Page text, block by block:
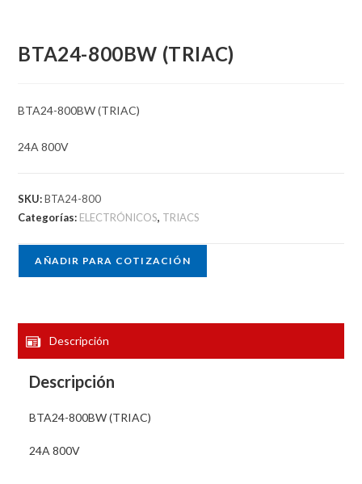
BTA24-800BW (TRIAC)
BTA24-800BW (TRIAC)
24A 800V
SKU:BTA24-800
Categorías: ELECTRÓNICOS, TRIACS
AÑADIR PARA COTIZACIÓN
Descripción
Descripción
BTA24-800BW (TRIAC)
24A 800V